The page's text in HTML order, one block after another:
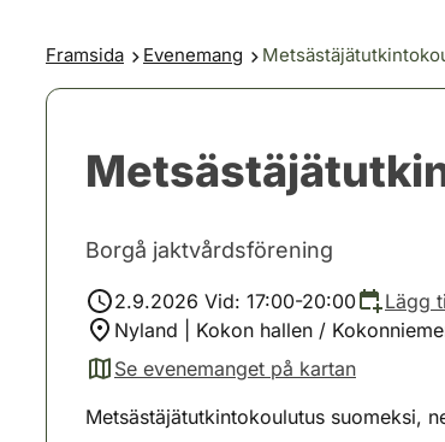
Framsida Evenemang
Borgå jaktvårdsförening
2.9.2026 Vid: 17:00-20:00
Lägg
Nyland | Kokon hallen /
Se evenemanget på kartan
(avautuu uuteen välilehteen)
Metsästäjätutkintokoulutus suomeksi,